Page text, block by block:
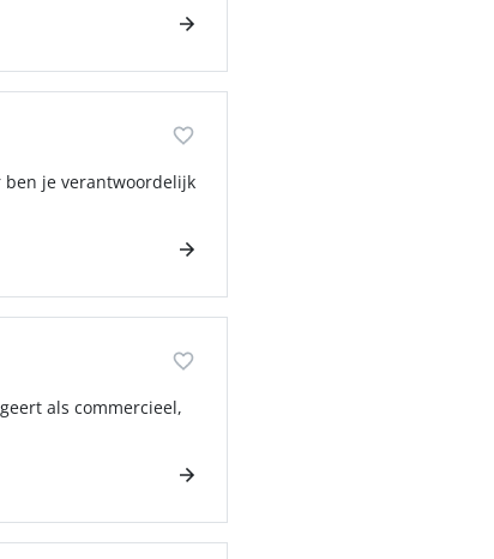
ben je verantwoordelijk
als commercieel,